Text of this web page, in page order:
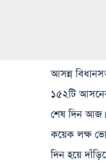
আসন্ন
১৫২টি
শেষ দিন
কয়েক লক্ষ
দিন হয়ে